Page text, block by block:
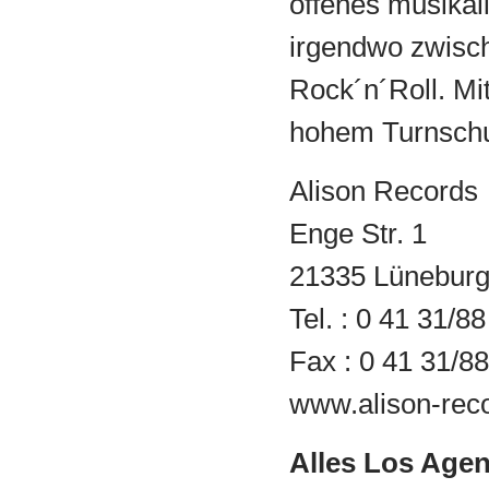
irgendwo
Rock´n´Roll.
hohem
Alison Records
Enge Str. 1
21335 Lüneburg
Tel. : 0 41 31/
Fax : 0 41 31/
www.alison-
Alles Los